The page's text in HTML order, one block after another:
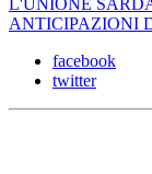
L'UNIONE
ANTICIPAZIONI
facebook
twitter